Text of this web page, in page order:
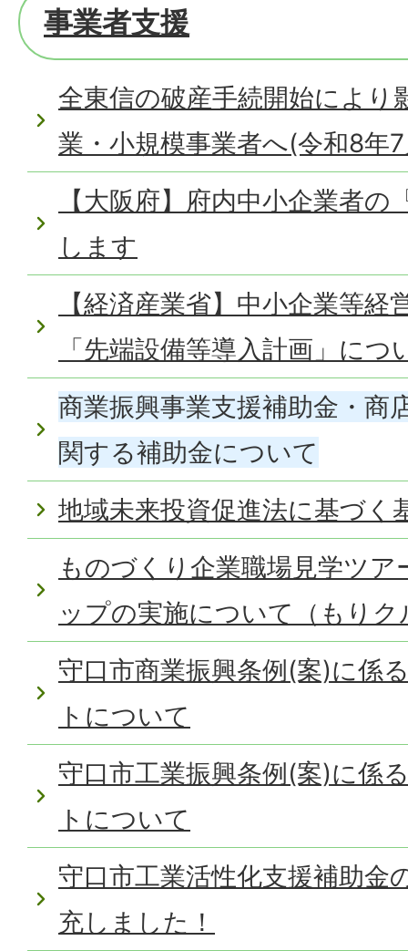
事業者支援
全東信の破産手続開始により
業・小規模事業者へ(令和8年
【大阪府】府内中小企業者
します
【経済産業省】中小企業等経
「先端設備等導入計画」につ
商業振興事業支援補助金・商
関する補助金について
地域未来投資促進法に基づく
ものづくり企業職場見学ツ
ップの実施について（もりク
守口市商業振興条例(案)に係
トについて
守口市工業振興条例(案)に係
トについて
守口市工業活性化支援補助金
充しました！